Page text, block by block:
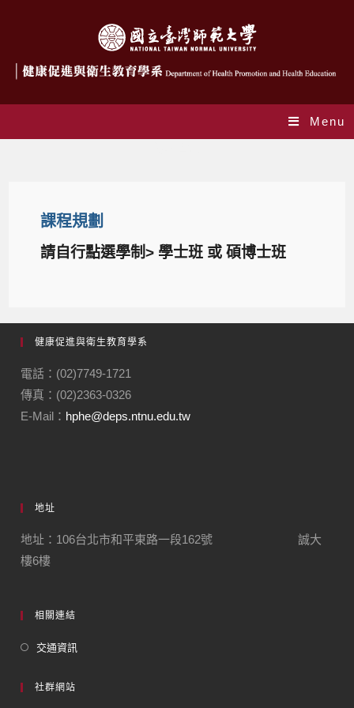
Menu
課程規劃
請自行點選學制> 學士班 或 碩博士班
健康促進與衛生教育學系
電話：(02)7749-1721
傳真：(02)2363-0326
E-Mail： hphe@deps.ntnu.edu.tw
地址
地址：106台北市和平東路一段162號 誠大
樓6樓
相關連結
交通資訊
社群網站